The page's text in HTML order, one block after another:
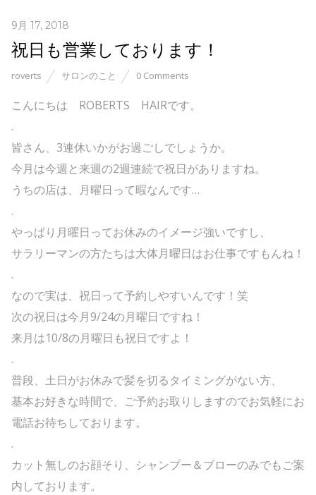
9月 17, 2018
祝日も営業しております！
roverts サロンのこと 0 Comments
こんにちは ROBERTS HAIRです。
.
皆さん、3連休いかがお過ごしでしょうか。
今月は今週と来週の2週連続で祝日がありますね。
うちの店は、月曜日って暇なんです…
.
やっぱり月曜日ってお休みのイメージ強いですし、
サラリーマンの方たちは大体月曜日はお仕事ですもんね！
.
なので実は、祝日って予約しやすいんです！笑
次の祝日は今月9/24の月曜日ですね！
来月は10/8の月曜日も祝日ですよ！
.
普段、土日がお休みで髪を切るタイミングがない方、
基本お好きな時間で、ご予約お取りしますのでお気軽にお
電話お待ちしております。
.
カット無しのお顔そり、シャンプー＆ブローのみでもご案
内しております。